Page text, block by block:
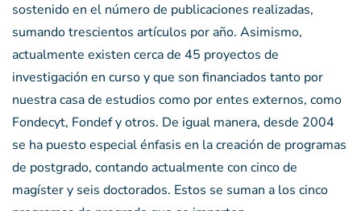
sostenido en el número de publicaciones realizadas,
sumando trescientos artículos por año. Asimismo,
actualmente existen cerca de 45 proyectos de
investigación en curso y que son financiados tanto por
nuestra casa de estudios como por entes externos, como
Fondecyt, Fondef y otros. De igual manera, desde 2004
se ha puesto especial énfasis en la creación de programas
de postgrado, contando actualmente con cinco de
magíster y seis doctorados. Estos se suman a los cinco